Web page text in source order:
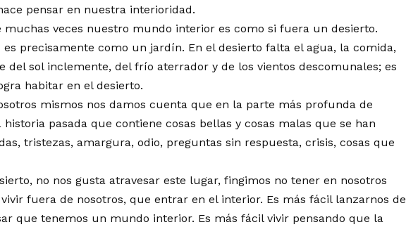
pensar en nuestra interioridad.
muchas veces nuestro mundo interior es como si fuera un desierto.
precisamente como un jardín. En el desierto falta el agua, la comida,
del sol inclemente, del frío aterrador y de los vientos descomunales; es
habitar en el desierto.
mismos nos damos cuenta que en la parte más profunda de
pasada que contiene cosas bellas y cosas malas que se han
tristezas, amargura, odio, preguntas sin respuesta, crisis, cosas que
no nos gusta atravesar este lugar, fingimos no tener en nosotros
fuera de nosotros, que entrar en el interior. Es más fácil lanzarnos de
que tenemos un mundo interior. Es más fácil vivir pensando que la